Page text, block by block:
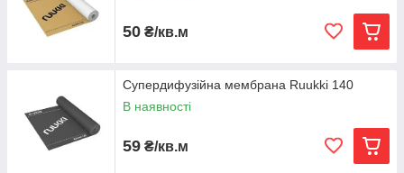
50 ₴/кв.м
Супердифузійна мембрана Ruukki 140
В наявності
59 ₴/кв.м